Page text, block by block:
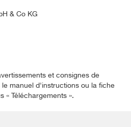
& Co KG
et consignes de
manuel d'instructions ou la fiche
« Téléchargements ».